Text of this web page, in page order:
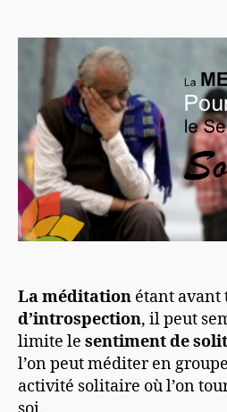
La méditation étant avant
d’introspection, il peut
limite le sentiment de
l’on peut méditer en
activité solitaire où l’on